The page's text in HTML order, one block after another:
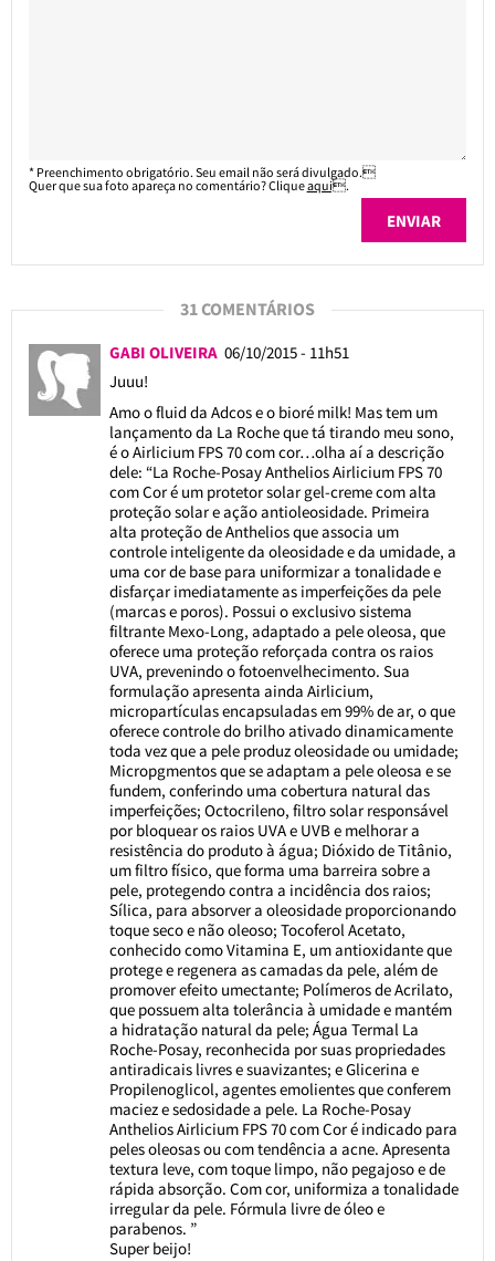
* Preenchimento obrigatório. Seu email não será divulgado.
Quer que sua foto apareça no comentário? Cliqueaqui.
31 COMENTÁRIOS
GABI OLIVEIRA 06/10/2015 - 11h51
Juuu!
Amo o fluid da Adcos e o bioré milk! Mas tem um
lançamento da La Roche que tá tirando meu sono,
é o Airlicium FPS 70 com cor…olha aí a descrição
dele: “La Roche-Posay Anthelios Airlicium FPS 70
com Cor é um protetor solar gel-creme com alta
proteção solar e ação antioleosidade. Primeira
alta proteção de Anthelios que associa um
controle inteligente da oleosidade e da umidade, a
uma cor de base para uniformizar a tonalidade e
disfarçar imediatamente as imperfeições da pele
(marcas e poros). Possui o exclusivo sistema
filtrante Mexo-Long, adaptado a pele oleosa, que
oferece uma proteção reforçada contra os raios
UVA, prevenindo o fotoenvelhecimento. Sua
formulação apresenta ainda Airlicium,
micropartículas encapsuladas em 99% de ar, o que
oferece controle do brilho ativado dinamicamente
toda vez que a pele produz oleosidade ou umidade;
Micropgmentos que se adaptam a pele oleosa e se
fundem, conferindo uma cobertura natural das
imperfeições; Octocrileno, filtro solar responsável
por bloquear os raios UVA e UVB e melhorar a
resistência do produto à água; Dióxido de Titânio,
um filtro físico, que forma uma barreira sobre a
pele, protegendo contra a incidência dos raios;
Sílica, para absorver a oleosidade proporcionando
toque seco e não oleoso; Tocoferol Acetato,
conhecido como Vitamina E, um antioxidante que
protege e regenera as camadas da pele, além de
promover efeito umectante; Polímeros de Acrilato,
que possuem alta tolerância à umidade e mantém
a hidratação natural da pele; Água Termal La
Roche-Posay, reconhecida por suas propriedades
antiradicais livres e suavizantes; e Glicerina e
Propilenoglicol, agentes emolientes que conferem
maciez e sedosidade a pele. La Roche-Posay
Anthelios Airlicium FPS 70 com Cor é indicado para
peles oleosas ou com tendência a acne. Apresenta
textura leve, com toque limpo, não pegajoso e de
rápida absorção. Com cor, uniformiza a tonalidade
irregular da pele. Fórmula livre de óleo e
parabenos. ”
Super beijo!